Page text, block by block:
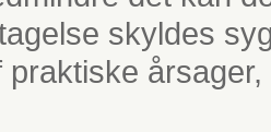
skyldes
praktiske